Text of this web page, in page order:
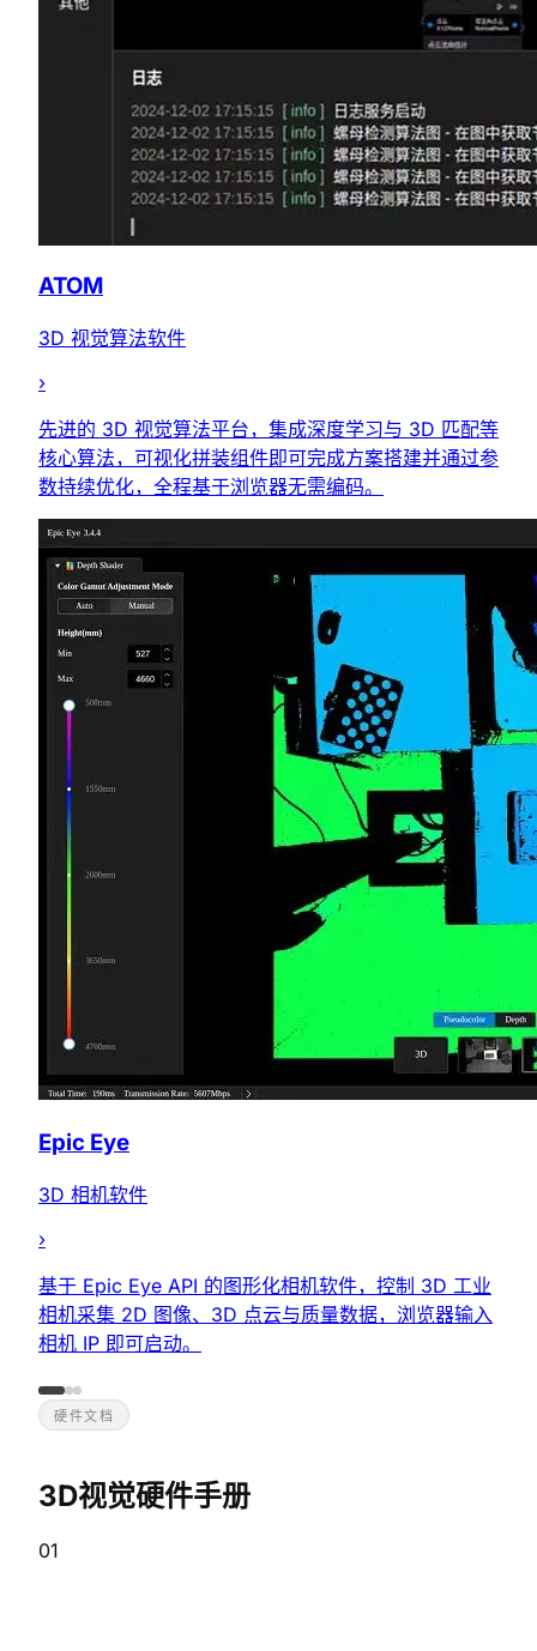
ATOM
3D 视觉算法软件
›
先进的 3D 视觉算法平台，集成深度学习与 3D 匹配等
核心算法，可视化拼装组件即可完成方案搭建并通过参
数持续优化，全程基于浏览器无需编码。
Epic Eye
3D 相机软件
›
基于 Epic Eye API 的图形化相机软件，控制 3D 工业
相机采集 2D 图像、3D 点云与质量数据，浏览器输入
相机 IP 即可启动。
硬件文档
3D视觉硬件手册
01